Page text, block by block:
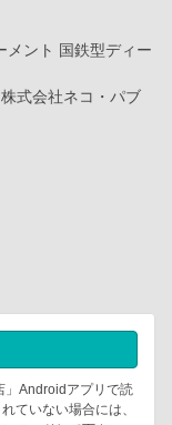
メント 国鉄型ディー
式会社ネコ・パブ
」Androidアプリで読
ていない場合には、